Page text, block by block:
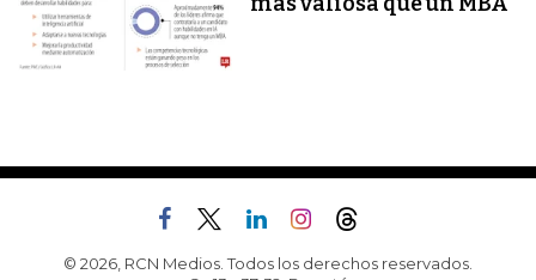
© 2026, RCN Medios. Todos los derechos reservados.